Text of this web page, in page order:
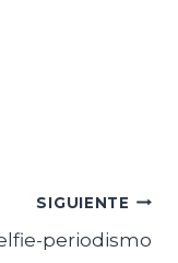
SIGUIENTE
periodismo